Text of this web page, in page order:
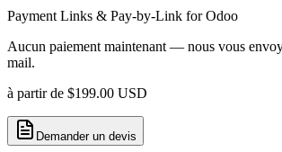
Payment Links & Pay-by-Link for Odoo
Aucun paiement maintenant — nous vous
mail.
à partir de $199.00 USD
Demander un devis